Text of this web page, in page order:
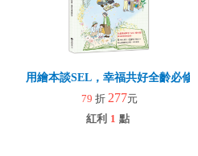
用繪本談SEL，幸福共好全齡必修
79 折 277元
紅利 1 點